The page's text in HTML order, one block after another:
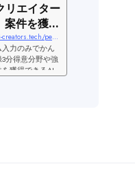
リエイター
案件を獲得
ビジネスマ
グサイト
https://ai-creators.tech/personal/entry
力のみでかん
分得意分野や強
を獲得できるAI